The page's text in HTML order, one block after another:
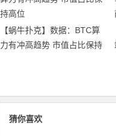
【蜗牛扑克】数据：BTC算
力有冲高趋势 市值占比保持
猜你喜欢